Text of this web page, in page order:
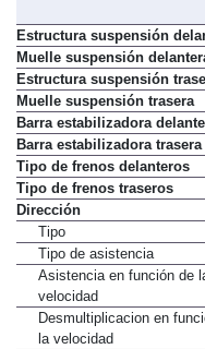
Estructura suspensión
Muelle suspensión
Estructura suspensión
Muelle suspensión trasera
Barra estabilizadora
Barra estabilizadora trasera
Tipo de frenos delanteros
Tipo de frenos traseros
Dirección
Tipo
Tipo de asistencia
Asistencia en función de
velocidad
Desmultiplicacion en
la velocidad